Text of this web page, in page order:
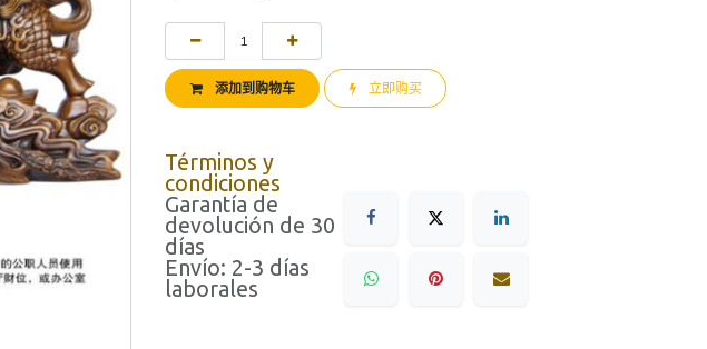
添加到购物车 立即购买
Términos y
condiciones
Garantía de
devolución de 30
días
Envío: 2-3 días
laborales